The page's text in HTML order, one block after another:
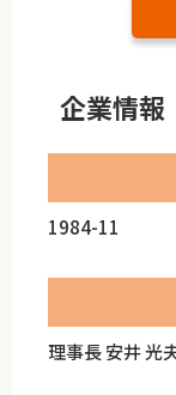
企業情報
1984-11
理事長 安井 光